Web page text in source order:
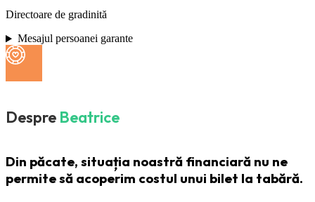
Directoare de gradinită
Mesajul persoanei garante
Despre Beatrice
Din păcate, situația noastră financiară nu ne
permite să acoperim costul unui bilet la tabără.